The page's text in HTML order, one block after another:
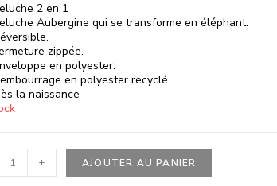
2 en 1
Aubergine qui se transforme en éléphant.
zippée.
en polyester.
en polyester recyclé.
la naissance
+ AJOUTER AU PANIER